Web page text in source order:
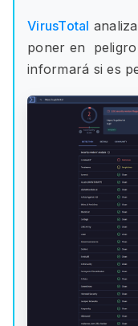
VirusTotal
poner en
informará si es